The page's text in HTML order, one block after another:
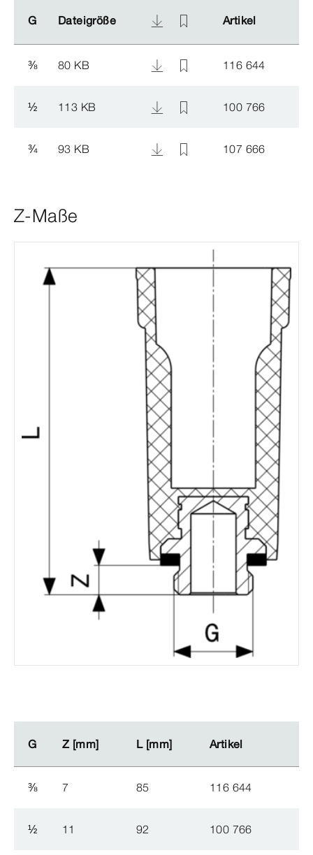
G Dateigröße Artikel
G Dateigröße Artikel
⅜ 80 KB 116 644
½ 113 KB 100 766
¾ 93 KB 107 666
Z-Maße
G Z [mm] L [mm] Artikel
G Z [mm] L [mm] Artikel
⅜ 7 85 116 644
½ 11 92 100 766